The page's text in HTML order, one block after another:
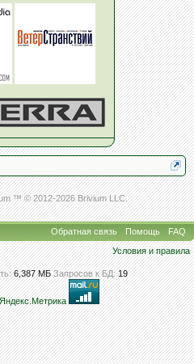
™ © 2012-2026 Brivium LLC.
Обратная связь Помощь
FAQ
Условия и правила
6,387 МБ Запросов к БД: 19